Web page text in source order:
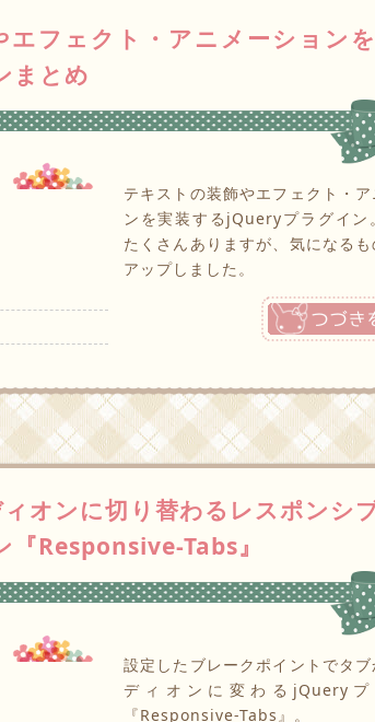
エフェクト・アニメーション
まとめ
テキストの装飾やエフェクト・ア
ンを実装するjQueryプラグイン
たくさんありますが、気になるも
アップしました。
オンに切り替わるレスポンシ
Responsive-Tabs』
設定したブレークポイントでタ
ディオンに変わるjQuery
『Responsive-Tabs』。